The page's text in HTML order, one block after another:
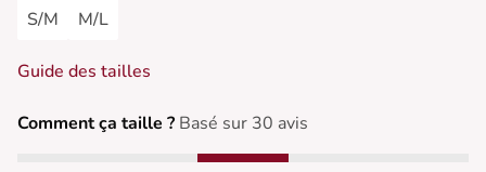
S/M M/L
Guide des tailles
Comment ça taille ? Basé sur 30 avis